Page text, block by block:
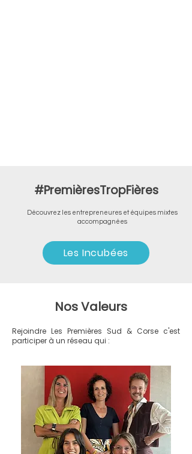
#PremièresTropFières
Découvrez les entrepreneures et équipes mixtes
accompagnées
Les Incubées
Nos Valeurs
Rejoindre Les Premières Sud & Corse c'est
participer à un réseau qui :